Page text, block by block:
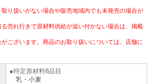
ロードカード
い方法
ピング
のお知らせ
書
進体制
2050
ネットショッピング
り扱いがない場合や販売地域内でも未発売の場合が
売れ行きで原材料供給が追い付かない場合は、掲載
ございます。商品のお取り扱いについては、店舗に
特定原材料8品目
乳・小麦